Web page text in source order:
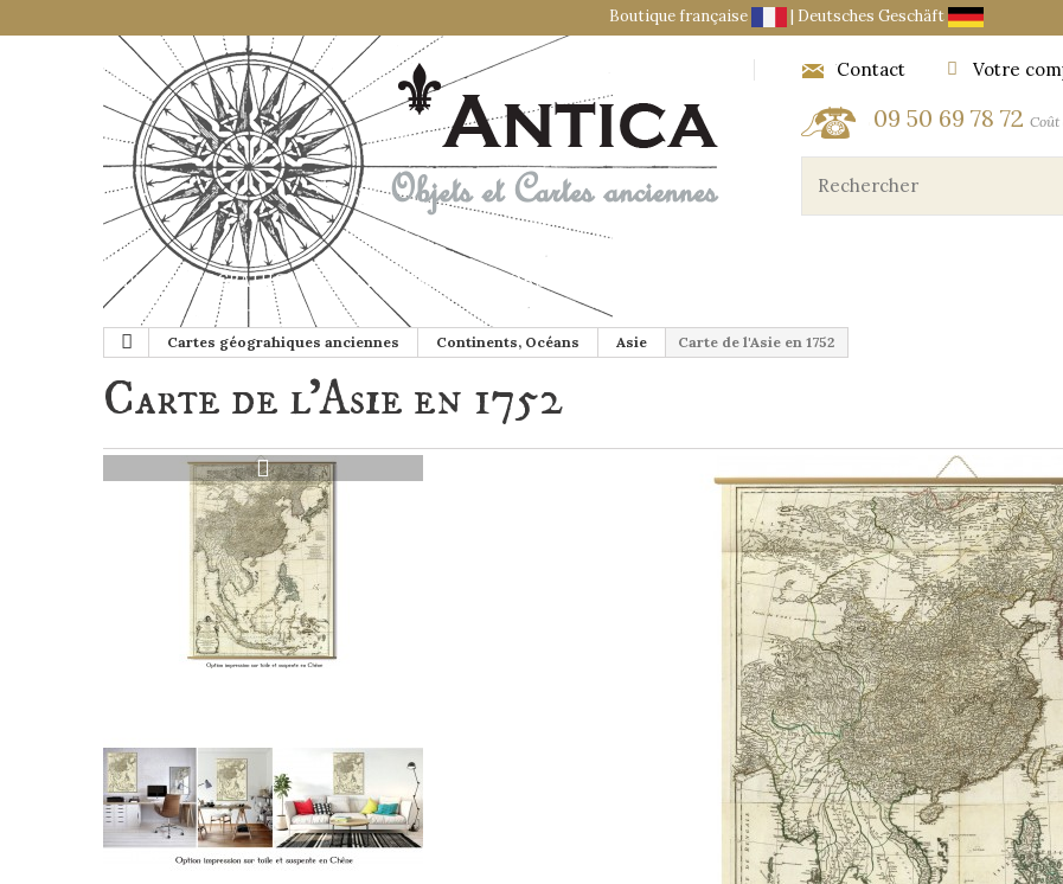
Boutique française | Deutsches Geschäft
Votre
Contact
09 50 69 78 72
CARTES GÉOGRAHIQUES ANCIENNES GLOBES ET OBJETS DU CARTOGRAPHE
Cartes géograhiques anciennes Continents, Océans Asie Carte de l'Asie en 1752
Carte de l'Asie en 1752